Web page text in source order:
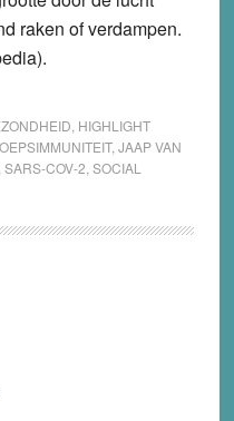
raken of verdampen.
HIGHLIGHT
, JAAP VAN
SARS-COV-2 SOCIAL